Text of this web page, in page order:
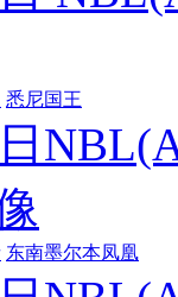
悉尼国王
东南墨尔本凤凰